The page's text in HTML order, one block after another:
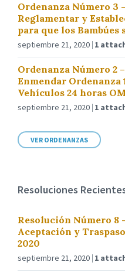
Ordenanza Número 3
Reglamentar y
para que los Bambúes
septiembre 21, 2020 1
Ordenanza Número 2
Enmendar Ordenanza
Vehículos 24 horas
septiembre 21, 2020 1
VER ORDENANZAS
Resoluciones
Resolución Número 8
Aceptación y
2020
septiembre 21, 2020 1